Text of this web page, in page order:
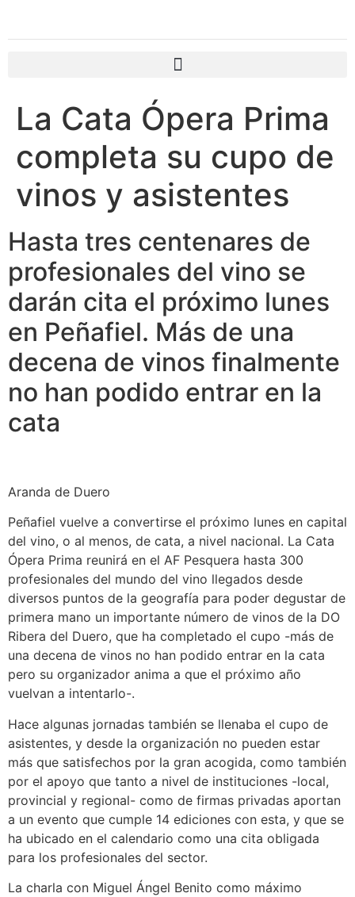
La Cata Ópera Prima
completa su cupo de
vinos y asistentes
Hasta tres centenares de
profesionales del vino se
darán cita el próximo lunes
en Peñafiel. Más de una
decena de vinos finalmente
no han podido entrar en la
cata
Aranda de Duero
Peñafiel vuelve a convertirse el próximo lunes en capital
del vino, o al menos, de cata, a nivel nacional. La Cata
Ópera Prima reunirá en el AF Pesquera hasta 300
profesionales del mundo del vino llegados desde
diversos puntos de la geografía para poder degustar de
primera mano un importante número de vinos de la DO
Ribera del Duero, que ha completado el cupo -más de
una decena de vinos no han podido entrar en la cata
pero su organizador anima a que el próximo año
vuelvan a intentarlo-.
Hace algunas jornadas también se llenaba el cupo de
asistentes, y desde la organización no pueden estar
más que satisfechos por la gran acogida, como también
por el apoyo que tanto a nivel de instituciones -local,
provincial y regional- como de firmas privadas aportan
a un evento que cumple 14 ediciones con esta, y que se
ha ubicado en el calendario como una cita obligada
para los profesionales del sector.
La charla con Miguel Ángel Benito como máximo